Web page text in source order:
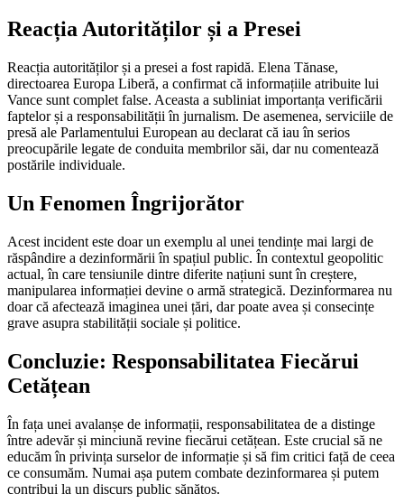
Reacția Autorităților și a Presei
Reacția autorităților și a presei a fost rapidă. Elena Tănase,
directoarea Europa Liberă, a confirmat că informațiile atribuite lui
Vance sunt complet false. Aceasta a subliniat importanța verificării
faptelor și a responsabilității în jurnalism. De asemenea, serviciile de
presă ale Parlamentului European au declarat că iau în serios
preocupările legate de conduita membrilor săi, dar nu comentează
postările individuale.
Un Fenomen Îngrijorător
Acest incident este doar un exemplu al unei tendințe mai largi de
răspândire a dezinformării în spațiul public. În contextul geopolitic
actual, în care tensiunile dintre diferite națiuni sunt în creștere,
manipularea informației devine o armă strategică. Dezinformarea nu
doar că afectează imaginea unei țări, dar poate avea și consecințe
grave asupra stabilității sociale și politice.
Concluzie: Responsabilitatea Fiecărui
Cetățean
În fața unei avalanșe de informații, responsabilitatea de a distinge
între adevăr și minciună revine fiecărui cetățean. Este crucial să ne
educăm în privința surselor de informație și să fim critici față de ceea
ce consumăm. Numai așa putem combate dezinformarea și putem
contribui la un discurs public sănătos.